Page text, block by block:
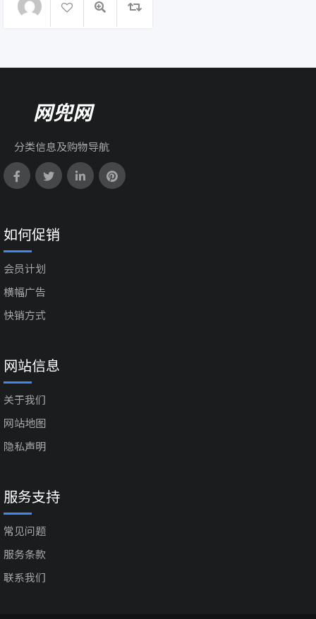
网兜网
分类信息及购物导航
如何促销
会员计划
横幅广告
快销方式
网站信息
关于我们
网站地图
隐私声明
服务支持
常见问题
服务条款
联系我们